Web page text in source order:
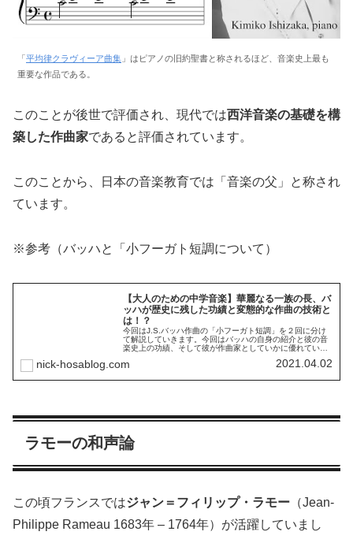
「平均律クラヴィーア曲集 」はピアノの旧約聖書と称されるほど、音楽史上最も
重要な作品である。
このことが後世で評価され、現代では西洋音楽の基礎を構
築した作曲家であると評価されています。
このことから、日本の音楽教育では「音楽の父」と称され
ています。
※参考（バッハと「小フーガト短調について）
【大人のための中学音楽】華麗なる一族の長、バ
ッハが歴史に残した功績と変態的な作曲の技術と
は！？
今回はJ.S.バッハ作曲の「小フーガト短調」を２回に分け
て解説していきます。今回はバッハの自身の紹介と彼の音
楽史上の功績、そして彼が作曲家としていかに優れていた
セバスチャン・バッハ（Johann Sebastian Bach, 1685年
す。
nick-hosablog.com 2021.04.02
ラモーの和声論
この頃フランスではジャン＝フィリップ・ラモー （Jean-
Philippe Rameau 1683年 – 1764年）が活躍していまし